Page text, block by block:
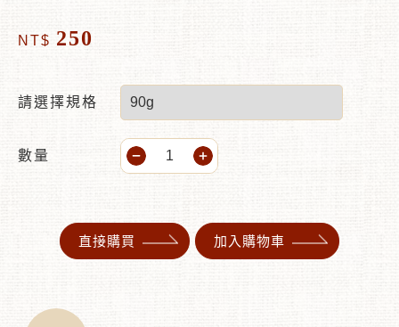
NT$ 250
請選擇規格
數量
直接購買 加入購物車